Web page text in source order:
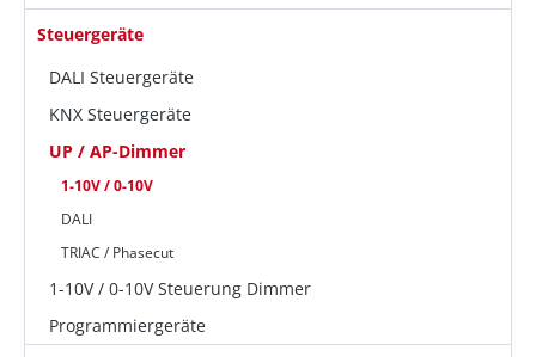
Steuergeräte
DALI Steuergeräte
KNX Steuergeräte
UP / AP-Dimmer
1-10V / 0-10V
DALI
TRIAC / Phasecut
1-10V / 0-10V Steuerung Dimmer
Programmiergeräte